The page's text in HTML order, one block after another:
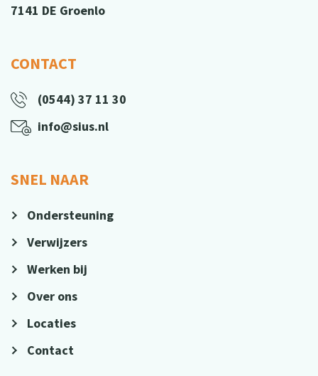
7141 DE Groenlo
CONTACT
(0544) 37 11 30
info@sius.nl
SNEL NAAR
Ondersteuning
Verwijzers
Werken bij
Over ons
Locaties
Contact